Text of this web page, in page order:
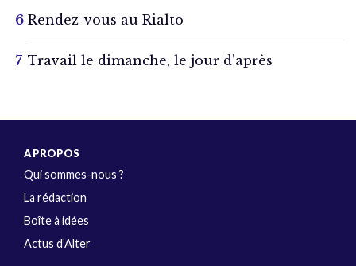
Rendez-vous au Rialto
Travail le dimanche, le jour d’après
A PROPOS
Qui sommes-nous ?
La rédaction
Boîte à idées
Actus d’Alter